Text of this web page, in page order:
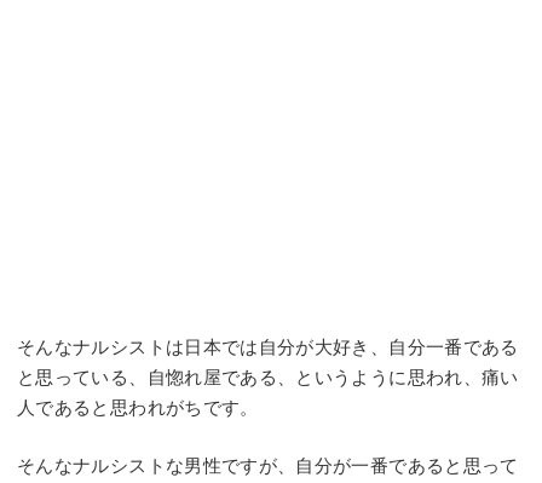
そんなナルシストは日本では自分が大好き、自分一番である
と思っている、自惚れ屋である、というように思われ、痛い
人であると思われがちです。
そんなナルシストな男性ですが、自分が一番であると思って